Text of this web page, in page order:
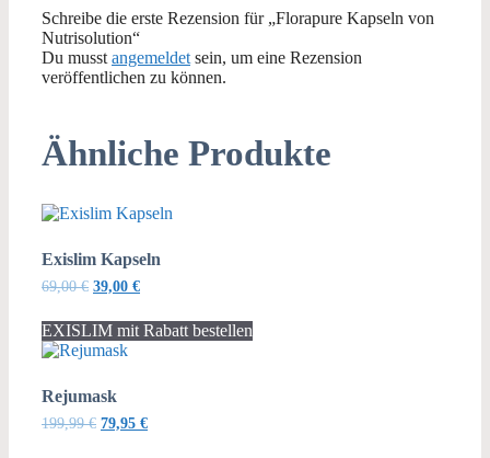
Schreibe die erste Rezension für „Florapure Kapseln von
Nutrisolution“
Du musst angemeldet sein, um eine Rezension
veröffentlichen zu können.
Ähnliche Produkte
Exislim Kapseln
69,00€ Ursprünglicher
war:
69,00 €
39,00 €Aktueller
ist:
39,00 €.
EXISLIM mit Rabatt bestellen
Rejumask
199,99€ Ursprünglicher
79,95 €Aktueller